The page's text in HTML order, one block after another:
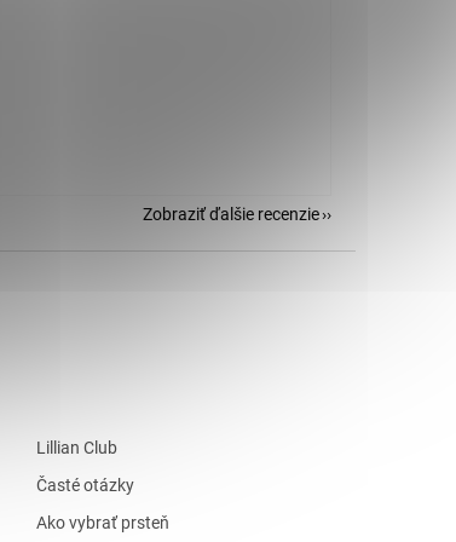
Zobraziť ďalšie recenzie
Lillian Club
Časté otázky
Ako vybrať prsteň